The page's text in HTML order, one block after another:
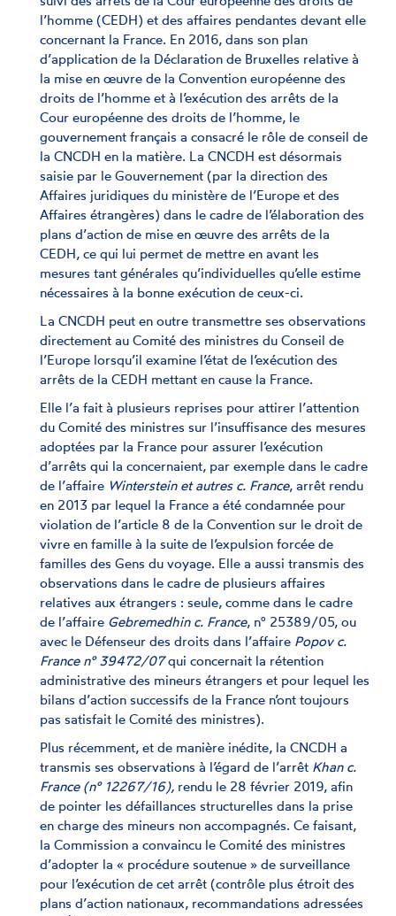
l’homme (CEDH) et des affaires pendantes devant elle
concernant la France. En 2016, dans son plan
d’application de la Déclaration de Bruxelles relative à
la mise en œuvre de la Convention européenne des
droits de l’homme et à l’exécution des arrêts de la
Cour européenne des droits de l’homme, le
gouvernement français a consacré le rôle de conseil de
la CNCDH en la matière. La CNCDH est désormais
saisie par le Gouvernement (par la direction des
Affaires juridiques du ministère de l’Europe et des
Affaires étrangères) dans le cadre de l’élaboration des
plans d’action de mise en œuvre des arrêts de la
CEDH, ce qui lui permet de mettre en avant les
mesures tant générales qu’individuelles qu’elle estime
nécessaires à la bonne exécution de ceux-ci.
La CNCDH peut en outre transmettre ses observations
directement au Comité des ministres du Conseil de
l’Europe lorsqu’il examine l’état de l’exécution des
arrêts de la CEDH mettant en cause la France.
Elle l’a fait à plusieurs reprises pour attirer l’attention
du Comité des ministres sur l’insuffisance des mesures
adoptées par la France pour assurer l’exécution
d’arrêts qui la concernaient, par exemple dans le cadre
de l’affaire Winterstein et autres c. France, arrêt rendu
en 2013 par lequel la France a été condamnée pour
violation de l’article 8 de la Convention sur le droit de
vivre en famille à la suite de l’expulsion forcée de
familles des Gens du voyage. Elle a aussi transmis des
observations dans le cadre de plusieurs affaires
relatives aux étrangers : seule, comme dans le cadre
de l’affaire Gebremedhin c. France, n° 25389/05, ou
avec le Défenseur des droits dans l’affaire Popov c.
France n° 39472/07qui concernait la rétention
administrative des mineurs étrangers et pour lequel les
bilans d’action successifs de la France n’ont toujours
pas satisfait le Comité des ministres).
Plus récemment, et de manière inédite, la CNCDH a
transmis ses observations à l’égard de l’arrêt Khan c.
France (n° 12267/16), rendu le 28 février 2019, afin
de pointer les défaillances structurelles dans la prise
en charge des mineurs non accompagnés. Ce faisant,
la Commission a convaincu le Comité des ministres
d’adopter la « procédure soutenue » de surveillance
pour l’exécution de cet arrêt (contrôle plus étroit des
plans d’action nationaux, recommandations adressées